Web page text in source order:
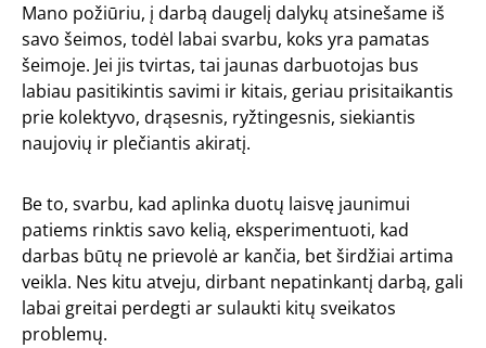
Mano požiūriu, į darbą daugelį dalykų atsinešame iš
savo šeimos, todėl labai svarbu, koks yra pamatas
šeimoje. Jei jis tvirtas, tai jaunas darbuotojas bus
labiau pasitikintis savimi ir kitais, geriau prisitaikantis
prie kolektyvo, drąsesnis, ryžtingesnis, siekiantis
naujovių ir plečiantis akiratį.
Be to, svarbu, kad aplinka duotų laisvę jaunimui
patiems rinktis savo kelią, eksperimentuoti, kad
darbas būtų ne prievolė ar kančia, bet širdžiai artima
veikla. Nes kitu atveju, dirbant nepatinkantį darbą, gali
labai greitai perdegti ar sulaukti kitų sveikatos
problemų.